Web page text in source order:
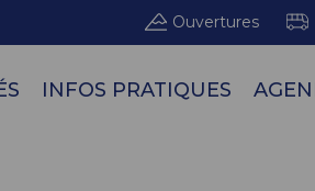
Ouvertures
INFOS PRATIQUES